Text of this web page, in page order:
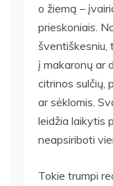
o žiemą –
prieskoniais.
šventiškesniu,
į makaronų ar
citrinos sulčių,
ar sėklomis.
leidžia laikytis
neapsiriboti
Tokie trumpi